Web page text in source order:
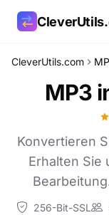
CleverUtils.com
MP3
Konvertieren
Erhalten Sie
256-Bit-SSL
Link kopieren